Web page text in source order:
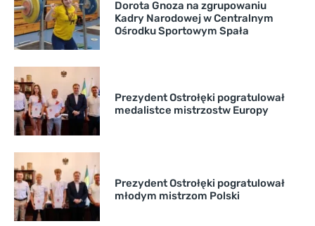
Dorota Gnoza na zgrupowaniu
Kadry Narodowej w Centralnym
Ośrodku Sportowym Spała
Prezydent Ostrołęki pogratulował
medalistce mistrzostw Europy
Prezydent Ostrołęki pogratulował
młodym mistrzom Polski